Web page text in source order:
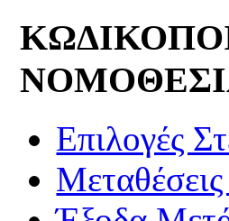
Επιλογές